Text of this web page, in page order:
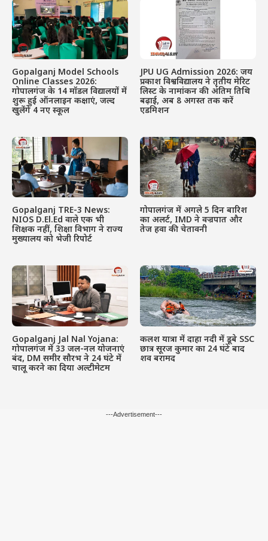
Gopalganj Model Schools
Online Classes 2026:
गोपालगंज के 14 मॉडल विद्यालयों में
शुरू हुई ऑनलाइन कक्षाएं, जल्द
खुलेंगे 4 नए स्कूल
JPU UG Admission 2026: जय
प्रकाश विश्वविद्यालय ने तृतीय मेरिट
लिस्ट के नामांकन की अंतिम तिथि
बढ़ाई, अब 8 अगस्त तक करें
एडमिशन
Gopalganj TRE-3 News:
NIOS D.El.Ed वाले एक भी
शिक्षक नहीं, शिक्षा विभाग ने राज्य
मुख्यालय को भेजी रिपोर्ट
गोपालगंज में अगले 5 दिन बारिश
का अलर्ट, IMD ने वज्रपात और
तेज हवा की चेतावनी
Gopalganj Jal Nal Yojana:
गोपालगंज में 33 जल-नल योजनाएं
बंद, DM समीर सौरभ ने 24 घंटे में
चालू करने का दिया अल्टीमेटम
कलश यात्रा में दाहा नदी में डूबे SSC
छात्र सूरज कुमार का 24 घंटे बाद
शव बरामद
---Advertisement---